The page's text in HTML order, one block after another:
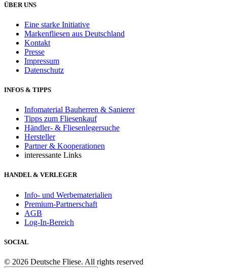
ÜBER UNS
Eine starke Initiative
Markenfliesen aus Deutschland
Kontakt
Presse
Impressum
Datenschutz
INFOS & TIPPS
Infomaterial Bauherren & Sanierer
Tipps zum Fliesenkauf
Händler- & Fliesenlegersuche
Hersteller
Partner & Kooperationen
interessante Links
HANDEL & VERLEGER
Info- und Werbematerialien
Premium-Partnerschaft
AGB
Log-In-Bereich
SOCIAL
© 2026 Deutsche Fliese. All rights reserved